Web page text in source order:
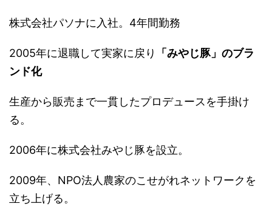
株式会社パソナに入社。4年間勤務
2005年に退職して実家に戻り
「みやじ豚」のブラ
ンド化
生産から販売まで一貫したプロデュースを手掛け
る。
2006年に株式会社みやじ豚を設立。
2009年、NPO法人農家のこせがれネットワークを
立ち上げる。